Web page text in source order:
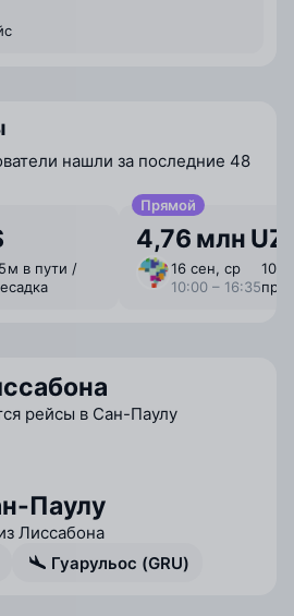
нашли за последние 48
⁠м в пути /
Прямой
4,76 млн
16 сен, ср
10:00 – 16:35
10 ⁠ч
рейсы в Сан-Паулу
Паулу
Лиссабона
Гуарульос (GRU)